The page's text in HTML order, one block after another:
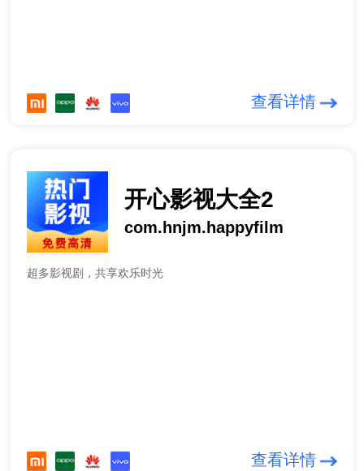
查看详情
开心影视大全2
com.hnjm.happyfilm
超多影视剧，共享欢乐时光
查看详情